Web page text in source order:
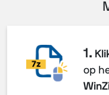
1.
op